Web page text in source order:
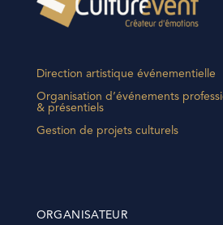
Direction artistique événementielle
Organisation d’événements
& présentiels
Gestion de projets culturels
ORGANISATEUR